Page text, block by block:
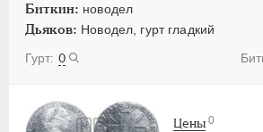
Биткин: новодел
Дьяков: Новодел, гурт гладкий
0
Цены 0